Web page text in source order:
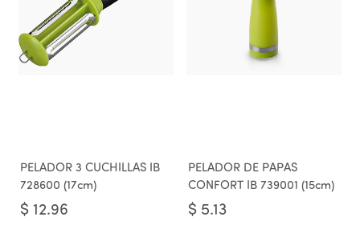
PELADOR 3 CUCHILLAS IB
728600 (17cm)
$ 12.96
PELADOR DE PAPAS
CONFORT IB 739001 (15cm)
$ 5.13